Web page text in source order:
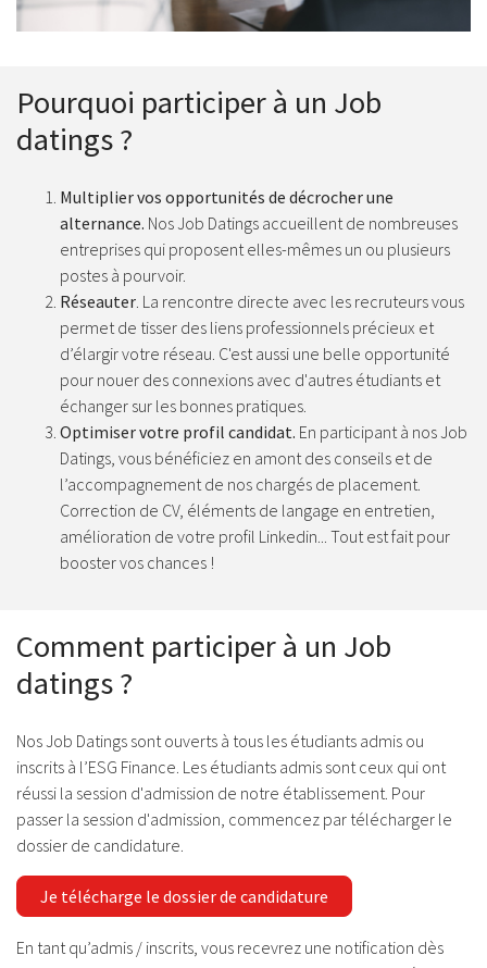
Pourquoi participer à un Job
datings ?
Multiplier vos opportunités de décrocher une
alternance. Nos Job Datings accueillent de nombreuses
entreprises qui proposent elles-mêmes un ou plusieurs
postes à pourvoir.
Réseauter. La rencontre directe avec les recruteurs vous
permet de tisser des liens professionnels précieux et
d’élargir votre réseau. C'est aussi une belle opportunité
pour nouer des connexions avec d'autres étudiants et
échanger sur les bonnes pratiques.
Optimiser votre profil candidat. En participant à nos Job
Datings, vous bénéficiez en amont des conseils et de
l’accompagnement de nos chargés de placement.
Correction de CV, éléments de langage en entretien,
amélioration de votre profil Linkedin... Tout est fait pour
booster vos chances !
Comment participer à un Job
datings ?
Nos Job Datings sont ouverts à tous les étudiants admis ou
inscrits à l’ESG Finance. Les étudiants admis sont ceux qui ont
réussi la session d'admission de notre établissement. Pour
passer la session d'admission, commencez par télécharger le
dossier de candidature.
Je télécharge le dossier de candidature
En tant qu’admis / inscrits, vous recevrez une notification dès